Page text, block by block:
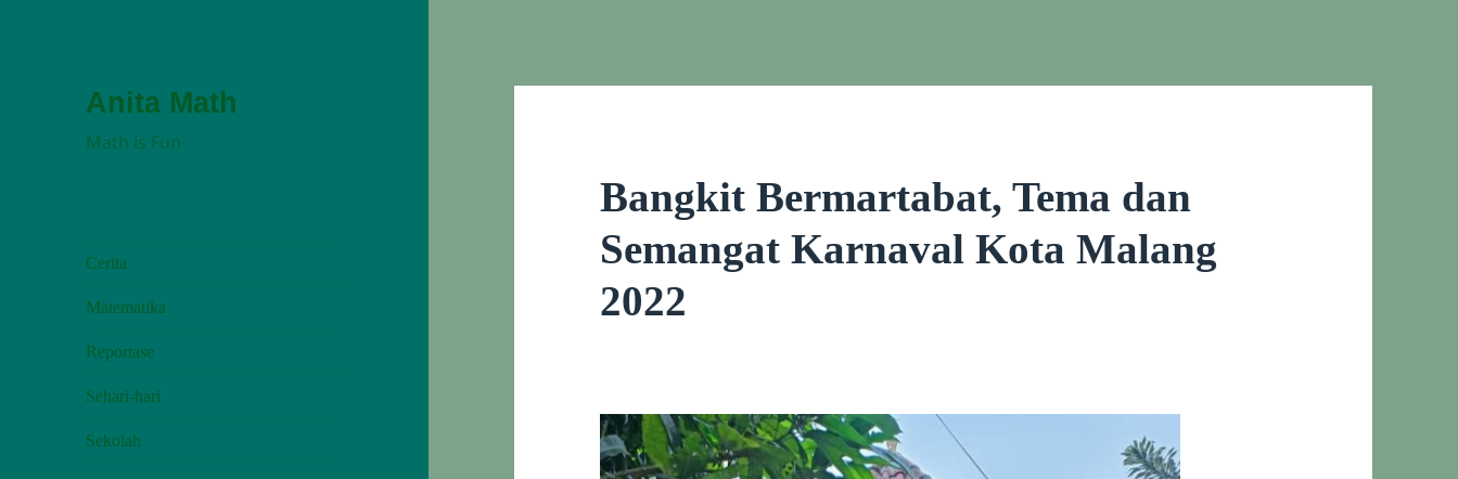
Anita Math
Math is Fun
Cerita
Matematika
Reportase
Sehari-hari
Sekolah
Bangkit Bermartabat, Tema dan
Semangat Karnaval Kota Malang
2022